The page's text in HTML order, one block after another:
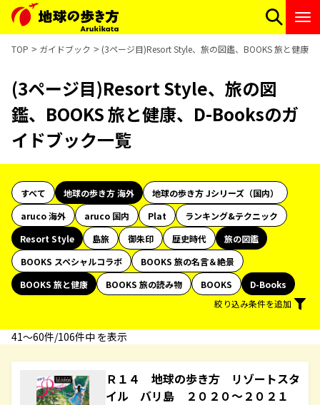
TOP ガイドブック (3ページ目)Resort Style、旅の図鑑、BOOKS 旅と健康
(3ページ目)Resort Style、旅の図
鑑、BOOKS 旅と健康、D-Booksのガ
イドブック一覧
すべて 地球の歩き方 海外
地球の歩き方 Jシリーズ（国内）
aruco 海外
aruco 国内 Plat
ランキング&テクニック
Resort Style
島旅 御朱印 歴史時代
旅の図鑑
BOOKS スペシャルコラボ
BOOKS 旅の名言＆絶景
BOOKS 旅と健康
BOOKS 旅の読み物 BOOKS
D-Books
絞り込み条件を追加
41〜60件/106件中 を表示
Ｒ１４ 地球の歩き方 リゾートスタ
イル バリ島 ２０２０～２０２１